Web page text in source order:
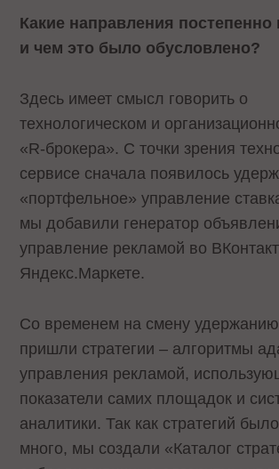
Какие направления постепенно
и чем это было обусловлено?
Здесь имеет смысл говорить о
технологическом и
«R-брокера». С точки зрения
сервисе сначала появилось
«портфельное» управление
мы добавили генератор
управление рекламой во
Яндекс.Маркете.
Со временем на смену
пришли стратегии – алгоритмы
управления рекламой,
показатели самих площадок и
аналитики. Так как стратегий
много, мы создали «Каталог